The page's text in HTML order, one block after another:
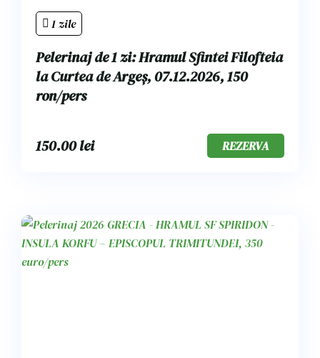
1 zile
Pelerinaj de 1 zi: Hramul Sfintei Filofteia
la Curtea de Argeș, 07.12.2026, 150
ron/pers
150.00lei REZERVA